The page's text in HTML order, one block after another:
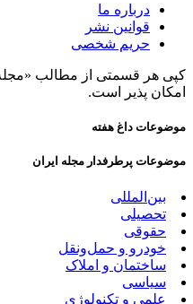
درباره ما
قوانین نشر
حریم شخصی
کپی هر قسمتی از مطالب
امکان پذیر است.
موضوعات داغ هفته
موضوعات پرطرفدار مجله ایران
بین‌المللی
تحصیلی
حقوقی
خودرو و حمل‌و‌نقل
ساختمان و املاک
سیاسی
علمی و تکنولوژی